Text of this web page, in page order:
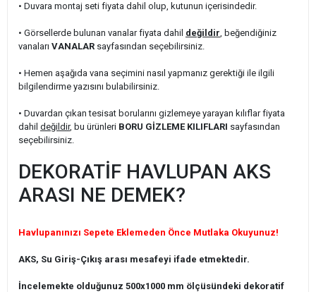
• Duvara montaj seti fiyata dahil olup, kutunun içerisindedir.
• Görsellerde bulunan vanalar fiyata dahil değildir, beğendiğiniz
vanaları VANALAR sayfasından seçebilirsiniz.
• Hemen aşağıda vana seçimini nasıl yapmanız gerektiği ile ilgili
bilgilendirme yazısını bulabilirsiniz.
• Duvardan çıkan tesisat borularını gizlemeye yarayan kılıflar fiyata
dahil değildir, bu ürünleri BORU GİZLEME KILIFLARI sayfasından
seçebilirsiniz.
DEKORATİF HAVLUPAN AKS
ARASI NE DEMEK?
Havlupanınızı Sepete Eklemeden Önce Mutlaka Okuyunuz!
AKS, Su Giriş-Çıkış arası mesafeyi ifade etmektedir.
İncelemekte olduğunuz 500x1000 mm ölçüsündeki dekoratif